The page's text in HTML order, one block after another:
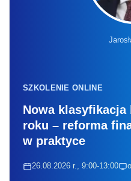
SZKOLENIE ONLINE
Nowa klasyfikacja
roku – reforma
w praktyce
26.08.2026 r., 9:00-13:00